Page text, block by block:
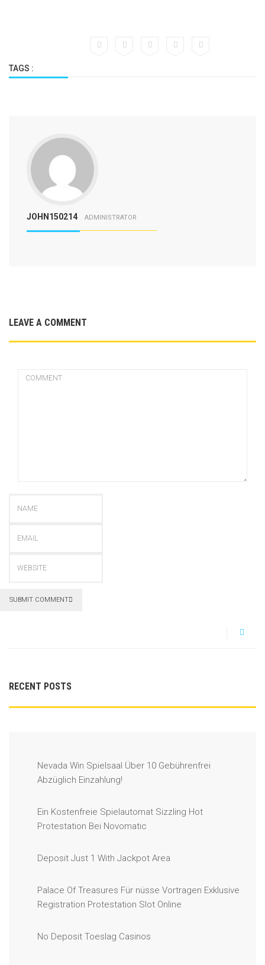
TAGS :
JOHN150214 ADMINISTRATOR
LEAVE A COMMENT
SUBMIT COMMENT
RECENT POSTS
Nevada Win Spielsaal Über 10 Gebührenfrei
Abzüglich Einzahlung!
Ein Kostenfreie Spielautomat Sizzling Hot
Protestation Bei Novomatic
Deposit Just 1 With Jackpot Area
Palace Of Treasures Für nüsse Vortragen Exklusive
Registration Protestation Slot Online
No Deposit Toeslag Casinos